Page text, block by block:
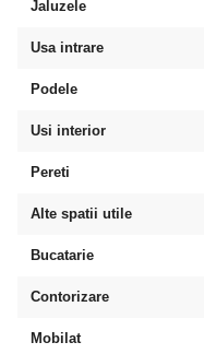
Jaluzele
Usa intrare
Podele
Usi interior
Pereti
Alte spatii utile
Bucatarie
Contorizare
Mobilat